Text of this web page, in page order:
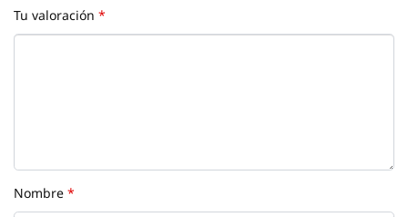
Tu valoración*
Nombre*